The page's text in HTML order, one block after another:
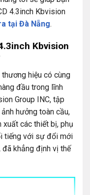
4.3inch Kbvision
tại Đà Nẵng.
Kbvision
hiệu có cùng
đầu trong lĩnh
Group INC, tập
hưởng toàn cầu,
các thiết bị, phụ
tiếng với sự đổi mới
khẳng định vị thế